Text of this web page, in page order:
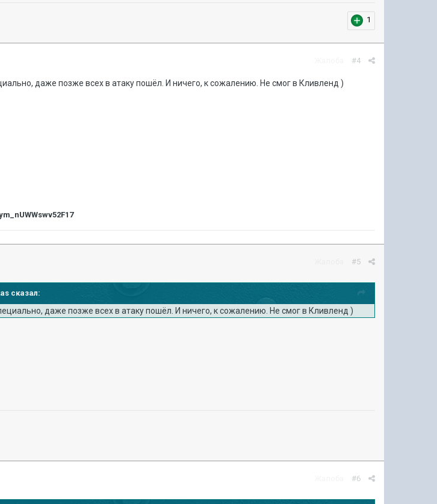
1
#4
даже позже всех в атаку пошёл. И ничего, к сожалению. Не смог в Кливленд )
#5
сказал:
даже позже всех в атаку пошёл. И ничего, к сожалению. Не смог в Кливленд )
#6